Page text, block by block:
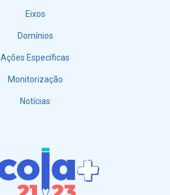
Eixos
Domínios
Ações Específicas
Monitorização
Notícias